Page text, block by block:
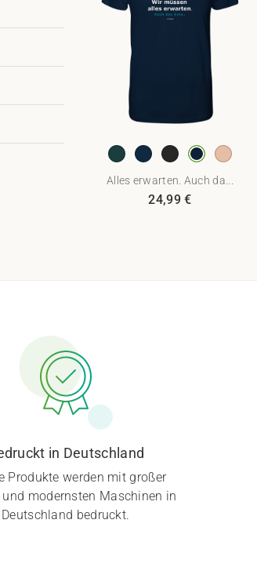
Alles erwarten. Auch da...
24,99€
in Deutschland
Produkte werden mit großer
modernsten Maschinen in
Deutschland bedruckt.